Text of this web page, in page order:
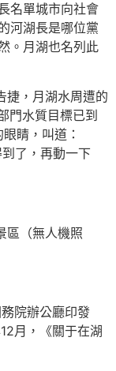
名單城市向社會
河湖長是哪位黨
。月湖也名列此
捷，月湖水周遭的
門水質目標已到
睛，叫道：
了，再動一下
區（無人機照
院辦公廳印發
月，《關于在湖